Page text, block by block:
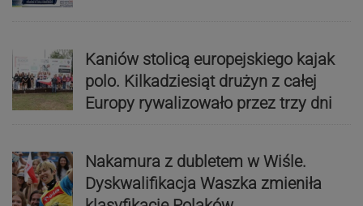
Kaniów stolicą europejskiego kajak
polo. Kilkadziesiąt drużyn z całej
Europy rywalizowało przez trzy dni
Nakamura z dubletem w Wiśle.
Dyskwalifikacja Waszka zmieniła